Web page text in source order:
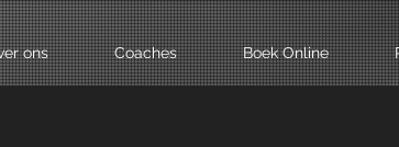
ons Coaches Boek Online